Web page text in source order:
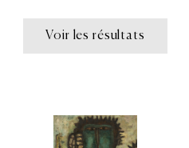
Voir les résultats